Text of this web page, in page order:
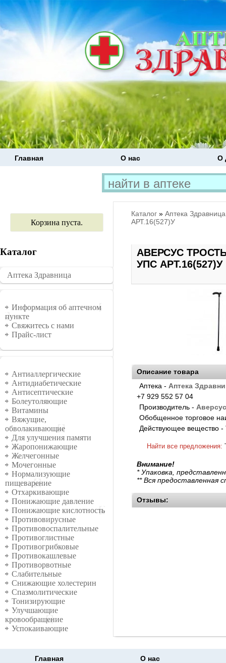
Главная О нас О
Корзина пуста.
Каталог
�������
Аптека Здравница
Информация
Информация об аптечном
пункте
Свяжитесь с нами
Прайс-лист
Группы
Антиаллергические
Антидиабетические
Антисептические
Болеутоляющие
Витамины
Вяжущие,
обволакивающие
Для улучшения памяти
Жаропонижающие
Желчегонные
Мочегонные
Нормализующие
пищеварение
Отхаркивающие
Понижающие давление
Понижающие кислотность
Противовирусные
Противовоспалительные
Противоглистные
Противогрибковые
Противокашлевые
Противорвотные
Слабительные
Снижающие холестерин
Спазмолитические
Тонизирующие
Улучшающие
кровообращение
Успокаивающие
Каталог » Аптека Здравница
АРТ.16(527)У
АВЕРСУС
УПС АРТ.16(527)У
Описание товара
Аптека - Аптека
+7 929 552 57 04
Производитель -
Обобщенное торговое
Действующее вещество -
Найти все предложения:
Внимание!
* Упаковка,
** Вся предоставленная
Отзывы:
Главная О нас